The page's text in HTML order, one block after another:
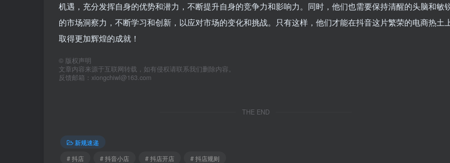
机遇，充分发挥自身的优势和潜力，不断提升自身的竞争力和影响力。同时，他们也需要保持清醒的头脑和敏
的市场洞察力，不断学习和创新，以应对市场的变化和挑战。只有这样，他们才能在抖音这片繁荣的电商热土
取得更加辉煌的成就！
© 版权声明
文章内容来源于互联网转载，如有侵权请联系我们删除内容。
反馈邮箱：xiongchiwl@163.com
THE END
新规速递
# 抖店
# 抖音小店 # 抖店开店 # 抖店规则